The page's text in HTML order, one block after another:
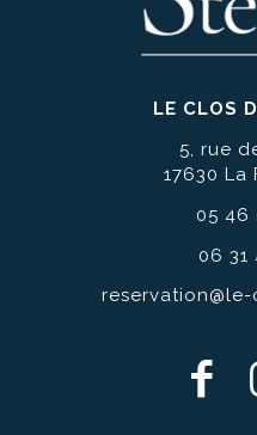
LE CLOS
5, rue
17630 La
05 46
06 31